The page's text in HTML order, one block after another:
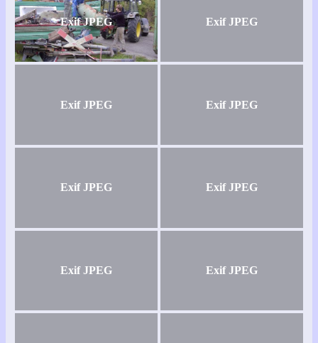
Exif JPEG Exif JPEG
Exif JPEG Exif JPEG
Exif JPEG Exif JPEG
Exif JPEG Exif JPEG